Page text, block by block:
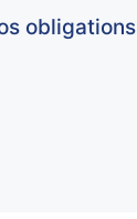
obligations